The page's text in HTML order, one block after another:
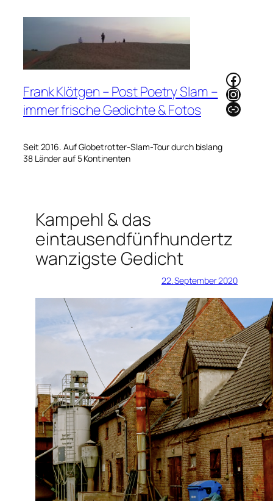
Frank Klötgen – Post Poetry Slam –
immer frische Gedichte & Fotos
Seit 2016. Auf Globetrotter-Slam-Tour durch bislang
38 Länder auf 5 Kontinenten
Link
Kampehl & das
eintausendfünfhundertz
wanzigste Gedicht
22. September 2020